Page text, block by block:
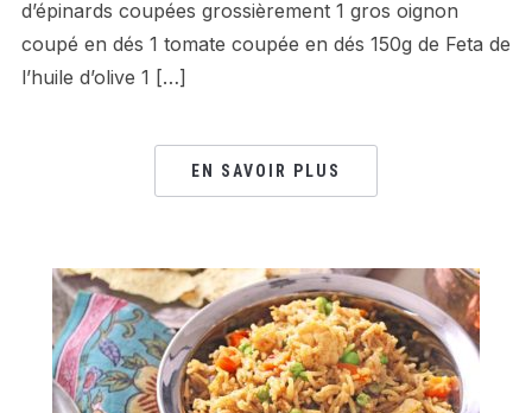
d’épinards coupées grossièrement 1 gros oignon
coupé en dés 1 tomate coupée en dés 150g de Feta de
l’huile d’olive 1 […]
EN SAVOIR PLUS